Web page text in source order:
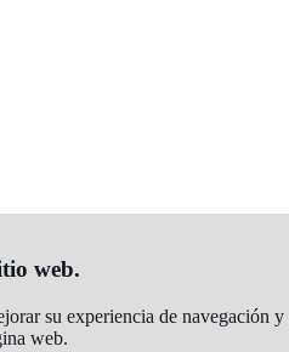
web.
su experiencia de navegación
web.